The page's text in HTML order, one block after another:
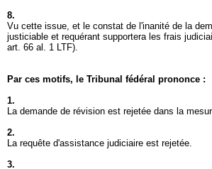
8.
Vu cette issue, et le constat de l'inanité de la
justiciable et requérant supportera les frais
art. 66 al. 1 LTF).
Par ces motifs, le Tribunal fédéral prononce :
1.
La demande de révision est rejetée dans la
2.
La requête d'assistance judiciaire est rejetée.
3.